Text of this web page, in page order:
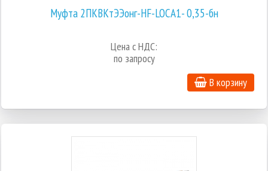
Муфта 2ПКВКтЭЭонг-HF-LOCA1- 0,35-бн
Цена с НДС:
по запросу
В корзину